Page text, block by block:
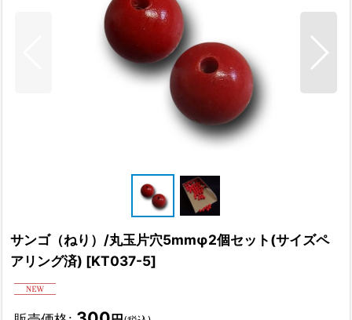
サンゴ（ねり）/丸玉片穴5mmφ2個セット(サイズペ
アリング済) [KT037-5]